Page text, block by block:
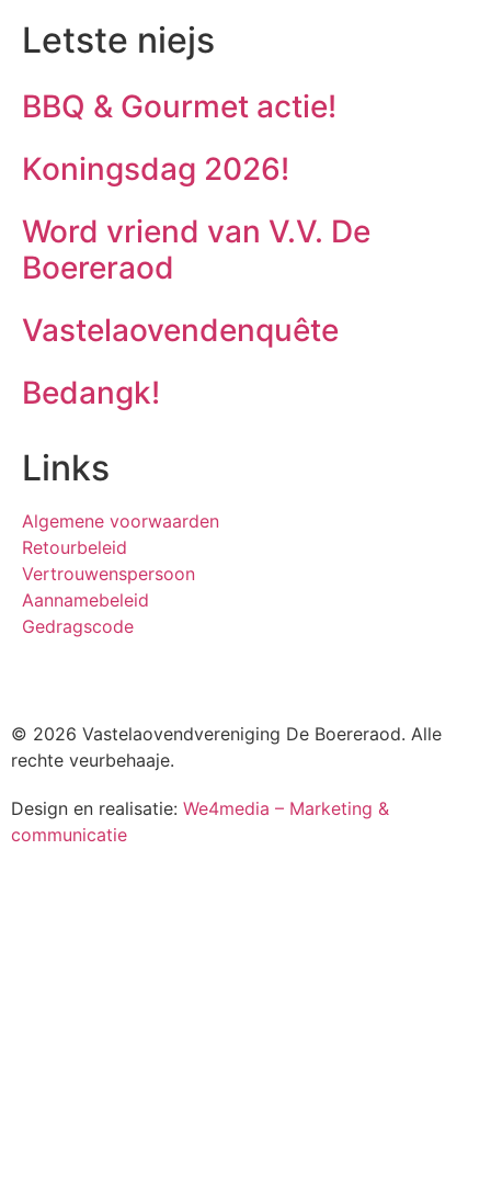
Letste niejs
BBQ & Gourmet actie!
Koningsdag 2026!
Word vriend van V.V. De
Boereraod
Vastelaovendenquête
Bedangk!
Links
Algemene voorwaarden
Retourbeleid
Vertrouwenspersoon
Aannamebeleid
Gedragscode
© 2026 Vastelaovendvereniging De Boereraod. Alle
rechte veurbehaaje.
Design en realisatie: We4media – Marketing &
communicatie